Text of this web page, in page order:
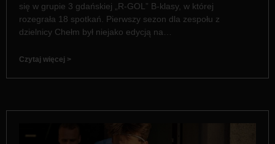
się w grupie 3 gdańskiej „R-GOL” B-klasy, w której
rozegrała 18 spotkań. Pierwszy sezon dla zespołu z
dzielnicy Chełm był niejako edycją na…
Czytaj więcej >